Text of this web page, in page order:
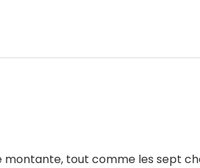
montante, tout comme les sept